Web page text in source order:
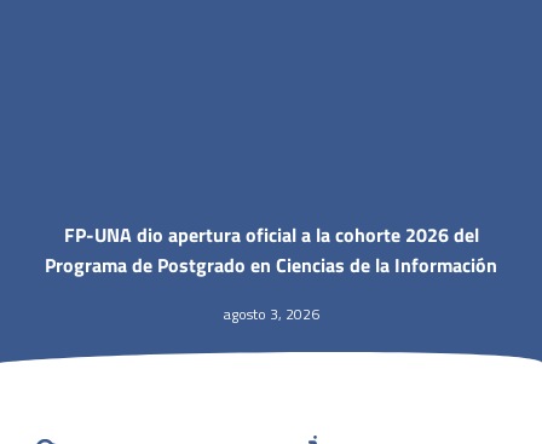
FP-UNA dio apertura oficial a la cohorte 2026 del
Programa de Postgrado en Ciencias de la Información
agosto 3, 2026